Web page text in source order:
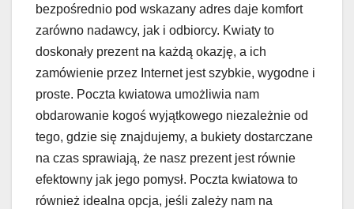
bezpośrednio pod wskazany adres daje komfort
zarówno nadawcy, jak i odbiorcy. Kwiaty to
doskonały prezent na każdą okazję, a ich
zamówienie przez Internet jest szybkie, wygodne i
proste. Poczta kwiatowa umożliwia nam
obdarowanie kogoś wyjątkowego niezależnie od
tego, gdzie się znajdujemy, a bukiety dostarczane
na czas sprawiają, że nasz prezent jest równie
efektowny jak jego pomysł. Poczta kwiatowa to
również idealna opcja, jeśli zależy nam na